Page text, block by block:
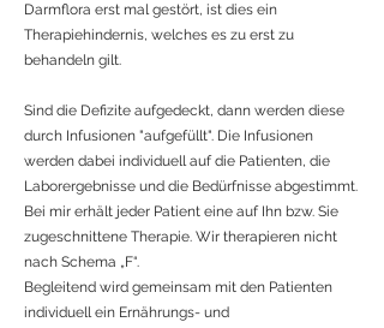
Darmflora erst mal gestört, ist dies ein
Therapiehindernis, welches es zu erst zu
behandeln gilt.
Sind die Defizite aufgedeckt, dann werden diese
durch Infusionen "aufgefüllt". Die Infusionen
werden dabei individuell auf die Patienten, die
Laborergebnisse und die Bedürfnisse abgestimmt.
Bei mir erhält jeder Patient eine auf Ihn bzw. Sie
zugeschnittene Therapie. Wir therapieren nicht
nach Schema „F“.
Begleitend wird gemeinsam mit den Patienten
individuell ein Ernährungs- und